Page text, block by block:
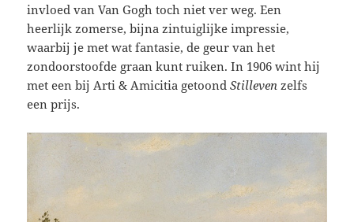
invloed van Van Gogh toch niet ver weg. Een
heerlijk zomerse, bijna zintuiglijke impressie,
waarbij je met wat fantasie, de geur van het
zondoorstoofde graan kunt ruiken. In 1906 wint hij
met een bij Arti & Amicitia getoondStillevenzelfs
een prijs.